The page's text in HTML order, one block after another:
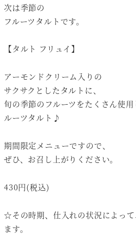
次は季節の
フルーツタルトです。
【タルト フリュイ】
アーモンドクリーム入りの
サクサクとしたタルトに、
旬の季節のフルーツをたくさん使
ルーツタルト♪
期間限定メニューですので、
ぜひ、お召し上がりください。
430円(税込)
☆その時期、仕入れの状況によって
ます。